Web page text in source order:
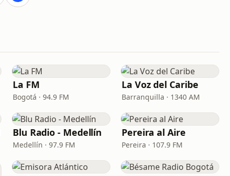
La FM
Bogotá · 94.9 FM
La Voz del Caribe
Barranquilla · 1340 AM
Blu Radio - Medellín
Medellín · 97.9 FM
Pereira al Aire
Pereira · 107.9 FM